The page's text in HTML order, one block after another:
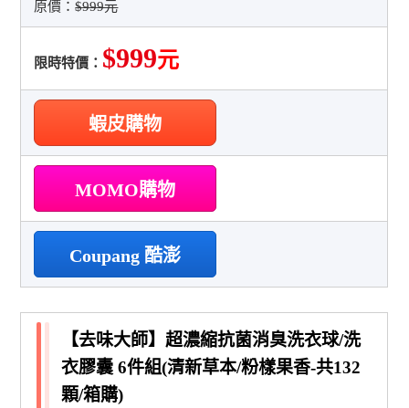
原價：$999元
限時特價： $999元
蝦皮購物
MOMO購物
Coupang 酷澎
【去味大師】超濃縮抗菌消臭洗衣球/洗
衣膠囊 6件組(清新草本/粉樣果香-共132
顆/箱購)